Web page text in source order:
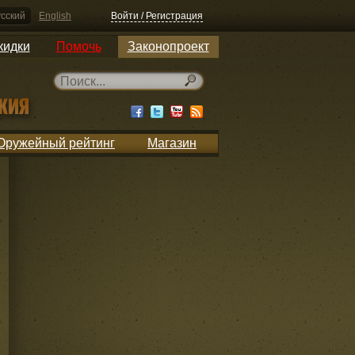
English Войти / Регистрация
Помочь Законопроект
рейтинг Магазин